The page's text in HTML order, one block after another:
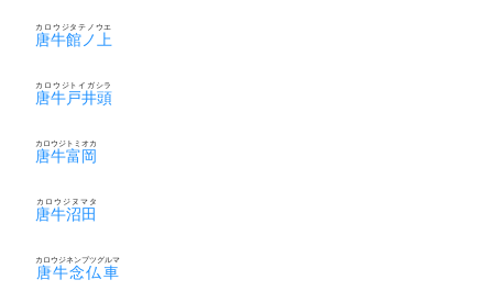
唐牛館ノ上
カロウジタテノウエ
唐牛戸井頭
カロウジトイガシラ
唐牛富岡
カロウジトミオカ
唐牛沼田
カロウジヌマタ
唐牛念仏車
カロウジネンブツグルマ